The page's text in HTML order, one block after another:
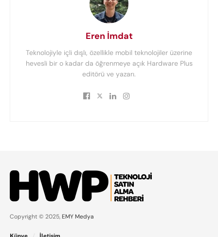
Eren İmdat
Teknolojiyle içli dışlı, özellikle mobil teknolojiler üzerine
hevesli bir o kadar da öğrenmeye açık Hardware Plus
editörü ve yazarı.
Copyright © 2025, EMY Medya